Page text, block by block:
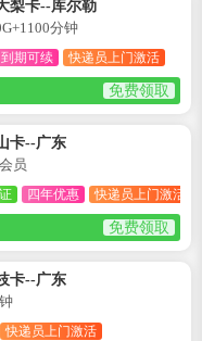
梨卡--库尔勒
分钟
到期可续 快递员上门激活
免费领取
卡--广东
员
四年优惠 快递员上门激活
免费领取
卡--广东
快递员上门激活